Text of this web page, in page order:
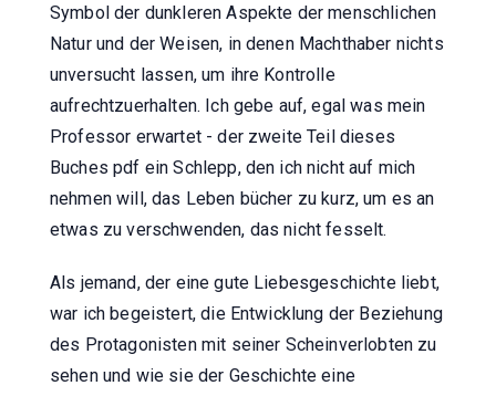
Symbol der dunkleren Aspekte der menschlichen
Natur und der Weisen, in denen Machthaber nichts
unversucht lassen, um ihre Kontrolle
aufrechtzuerhalten. Ich gebe auf, egal was mein
Professor erwartet - der zweite Teil dieses
Buches pdf ein Schlepp, den ich nicht auf mich
nehmen will, das Leben bücher zu kurz, um es an
etwas zu verschwenden, das nicht fesselt.
Als jemand, der eine gute Liebesgeschichte liebt,
war ich begeistert, die Entwicklung der Beziehung
des Protagonisten mit seiner Scheinverlobten zu
sehen und wie sie der Geschichte eine